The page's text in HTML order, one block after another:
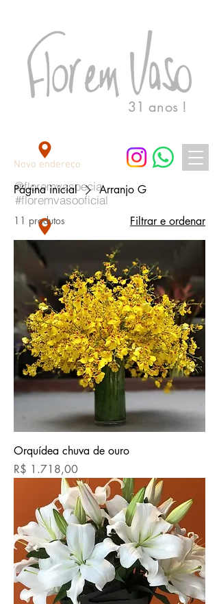
31 anos !
Novo endereço
@floremvasoecia
#floremvasooficial
Página inicial Arranjo G
11 produtos Filtrar e ordenar
Orquídea chuva de ouro
Preço
R$ 1.718,00